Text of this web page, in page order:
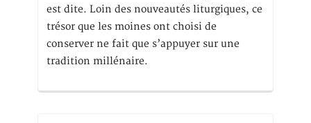
est dite. Loin des nouveautés liturgiques, ce
trésor que les moines ont choisi de
conserver ne fait que s’appuyer sur une
tradition millénaire.